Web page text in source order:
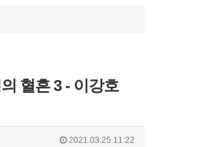
혈흔 3 - 이강호
2021.03.25 11:22